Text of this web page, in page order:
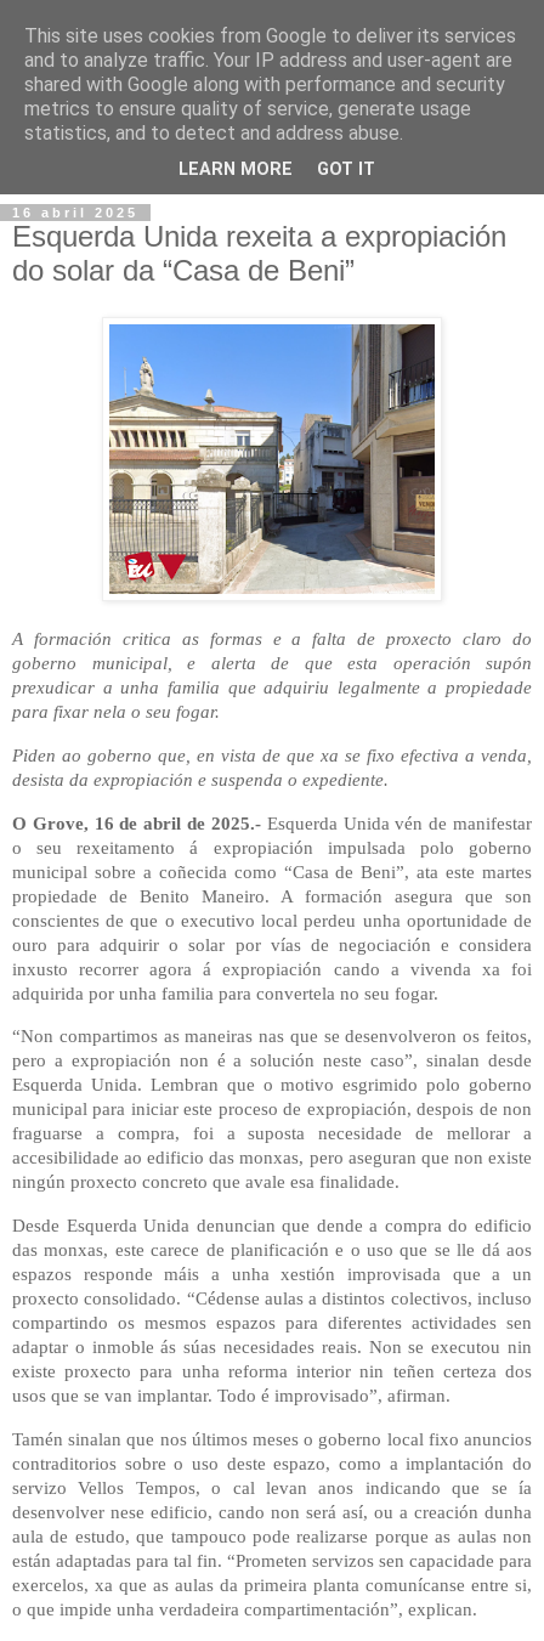
16 abril 2025
Esquerda Unida rexeita a expropiación
do solar da “Casa de Beni”
A formación critica as formas e a falta de proxecto claro do
goberno municipal, e alerta de que esta operación supón
prexudicar a unha familia que adquiriu legalmente a propiedade
para fixar nela o seu fogar.
Piden ao goberno que, en vista de que xa se fixo efectiva a venda,
desista da expropiación e suspenda o expediente.
O Grove, 16 de abril de 2025.-Esquerda Unida vén de manifestar
o seu rexeitamento á expropiación impulsada polo goberno
municipal sobre a coñecida como “Casa de Beni”, ata este martes
propiedade de Benito Maneiro. A formación asegura que son
conscientes de que o executivo local perdeu unha oportunidade de
ouro para adquirir o solar por vías de negociación e considera
inxusto recorrer agora á expropiación cando a vivenda xa foi
adquirida por unha familia para convertela no seu fogar.
“Non compartimos as maneiras nas que se desenvolveron os feitos,
pero a expropiación non é a solución neste caso”, sinalan desde
Esquerda Unida. Lembran que o motivo esgrimido polo goberno
municipal para iniciar este proceso de expropiación, despois de non
fraguarse a compra, foi a suposta necesidade de mellorar a
accesibilidade ao edificio das monxas, pero aseguran que non existe
ningún proxecto concreto que avale esa finalidade.
Desde Esquerda Unida denuncian que dende a compra do edificio
das monxas, este carece de planificación e o uso que se lle dá aos
espazos responde máis a unha xestión improvisada que a un
proxecto consolidado. “Cédense aulas a distintos colectivos, incluso
compartindo os mesmos espazos para diferentes actividades sen
adaptar o inmoble ás súas necesidades reais. Non se executou nin
existe proxecto para unha reforma interior nin teñen certeza dos
usos que se van implantar. Todo é improvisado”, afirman.
Tamén sinalan que nos últimos meses o goberno local fixo anuncios
contraditorios sobre o uso deste espazo, como a implantación do
servizo Vellos Tempos, o cal levan anos indicando que se ía
desenvolver nese edificio, cando non será así, ou a creación dunha
aula de estudo, que tampouco pode realizarse porque as aulas non
están adaptadas para tal fin. “Prometen servizos sen capacidade para
exercelos, xa que as aulas da primeira planta comunícanse entre si,
o que impide unha verdadeira compartimentación”, explican.
This site uses cookies from Google to deliver its services
and to analyze traffic. Your IP address and user-agent are
shared with Google along with performance and security
metrics to ensure quality of service, generate usage
statistics, and to detect and address abuse.
LEARN MORE GOT IT